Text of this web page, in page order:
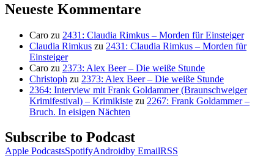
Neueste Kommentare
Caro zu 2431: Claudia Rimkus – Morden für Einsteiger
Claudia Rimkus zu 2431: Claudia Rimkus – Morden für
Einsteiger
Caro zu 2373: Alex Beer – Die weiße Stunde
Christoph zu 2373: Alex Beer – Die weiße Stunde
2364: Interview mit Frank Goldammer (Braunschweiger
Krimifestival) – Krimikiste zu 2267: Frank Goldammer –
Bruch. In eisigen Nächten
Subscribe to Podcast
Apple PodcastsSpotifyAndroidby EmailRSS